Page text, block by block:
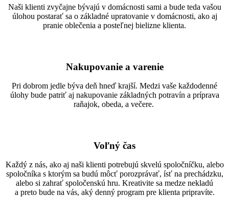
Naši klienti zvyčajne bývajú v domácnosti sami a bude teda vašou
úlohou postarať sa o základné upratovanie v domácnosti, ako aj
pranie oblečenia a posteľnej bielizne klienta.
Nakupovanie a varenie
Pri dobrom jedle býva deň hneď krajší. Medzi vaše každodenné
úlohy bude patriť aj nakupovanie základných potravín a príprava
raňajok, obeda, a večere.
Voľný čas
Každý z nás, ako aj naši klienti potrebujú skvelú spoločníčku, alebo
spoločníka s ktorým sa budú môcť porozprávať, ísť na prechádzku,
alebo si zahrať spoločenskú hru. Kreativite sa medze nekladú
a preto bude na vás, aký denný program pre klienta pripravíte.